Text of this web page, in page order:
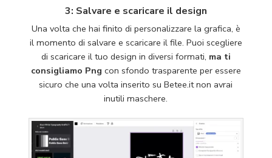
3: Salvare e scaricare il design
Una volta che hai finito di personalizzare la grafica, è
il momento di salvare e scaricare il file. Puoi scegliere
di scaricare il tuo design in diversi formati, ma ti
consigliamo Png con sfondo trasparente per essere
sicuro che una volta inserito su Betee.it non avrai
inutili maschere.